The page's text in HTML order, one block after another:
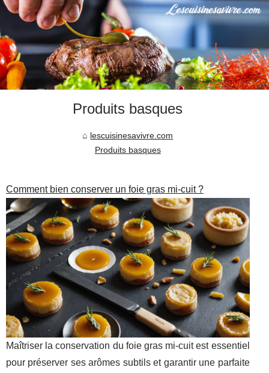
Produits basques
lescuisinesavivre.com
Produits basques
Comment bien conserver un foie gras mi-cuit ?
Maîtriser la conservation du foie gras mi-cuit est essentiel
pour préserver ses arômes subtils et garantir une parfaite